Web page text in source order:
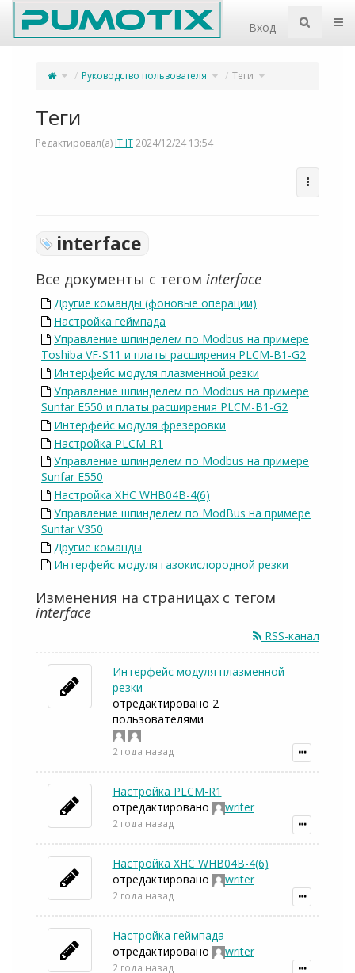
Home
Вход
Переключите
родительское
деревоРуководство пользователя Переключите
дерево
иерархии
Теги Переключите
дерево
иерархии
Теги
Редактировал(а)IT IT2024/12/24 13:54
interface
Все документы с тегом interface
Другие команды (фоновые операции)
Настройка геймпада
Управление шпинделем по Modbus на примере
Toshiba VF-S11 и платы расширения PLCM-B1-G2
Интерфейс модуля плазменной резки
Управление шпинделем по Modbus на примере
Sunfar E550 и платы расширения PLCM-B1-G2
Интерфейс модуля фрезеровки
Настройка PLCM-R1
Управление шпинделем по Modbus на примере
Sunfar E550
Настройка XHC WHB04B-4(6)
Управление шпинделем по ModBus на примере
Sunfar V350
Другие команды
Интерфейс модуля газокислородной резки
Изменения на страницах с тегом
interface
RSS-канал
Интерфейс модуля плазменной
резки
отредактировано 2
пользователями
2 года назад
Настройка PLCM-R1
отредактировано
writer
2 года назад
Настройка XHC WHB04B-4(6)
отредактировано
writer
2 года назад
Настройка геймпада
отредактировано
writer
2 года назад